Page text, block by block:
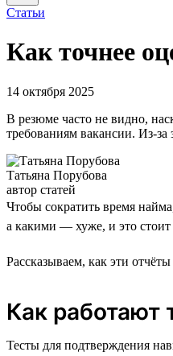
Статьи
Как точнее
14 октября 2025
В резюме часто не видно,
требованиям вакансии. Из-за
Татьяна Порубова
автор статей
Чтобы сократить время
а какими — хуже, и это стоит
Рассказываем, как эти
Как работают
Тесты для подтверждения